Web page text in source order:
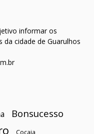
informar os
cidade de Guarulhos
Bonsucesso
Cocaia